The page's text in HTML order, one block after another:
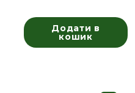
Додати в
кошик